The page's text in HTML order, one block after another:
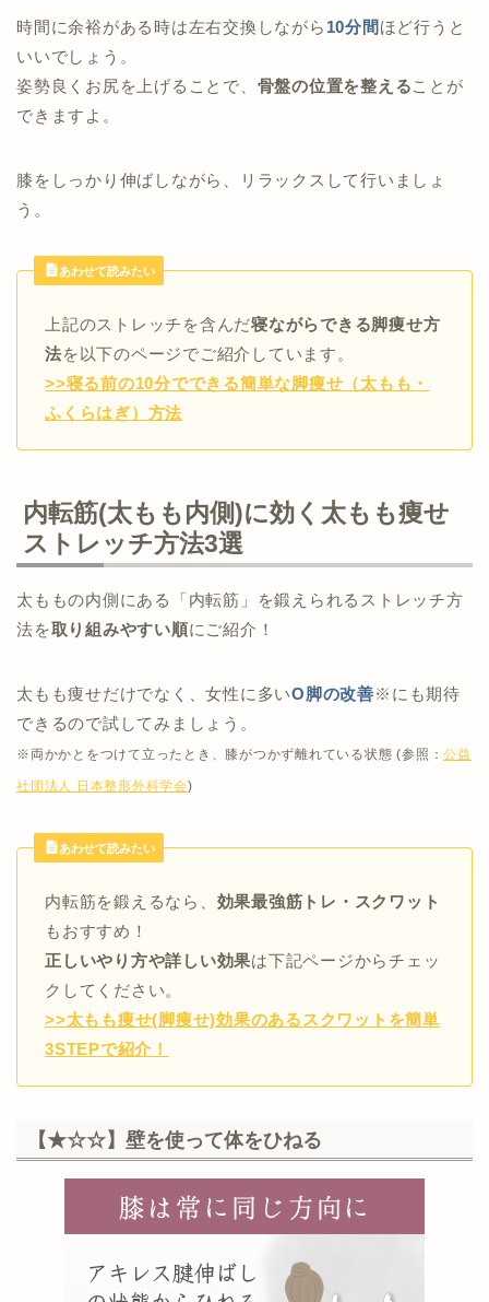
時間に余裕がある時は左右交換しながら 10分間 ほど行うと
いいでしょう。
姿勢良くお尻を上げることで、 骨盤の位置を整えることが
できますよ。
膝をしっかり伸ばしながら、リラックスして行いましょ
う。
あわせて読みたい
上記のストレッチを含んだ寝ながらできる脚痩せ方
法を以下のページでご紹介しています。
>>寝る前の10分でできる簡単な脚痩せ（太もも・
ふくらはぎ）方法
内転筋(太もも内側)に効く太もも痩せ
ストレッチ方法3選
太ももの内側にある「内転筋」を鍛えられるストレッチ方
法を取り組みやすい順にご紹介！
太もも痩せだけでなく、女性に多いO脚の改善※にも期待
できるので試してみましょう。
※両かかとをつけて立ったとき、膝がつかず離れている状態 (参照：公益
社団法人 日本整形外科学会)
あわせて読みたい
内転筋を鍛えるなら、 効果最強筋トレ・スクワット
もおすすめ！
正しいやり方や詳しい効果は下記ページからチェッ
クしてください。
>>太もも痩せ(脚痩せ)効果のあるスクワットを簡単
3STEPで紹介！
【★☆☆】壁を使って体をひねる